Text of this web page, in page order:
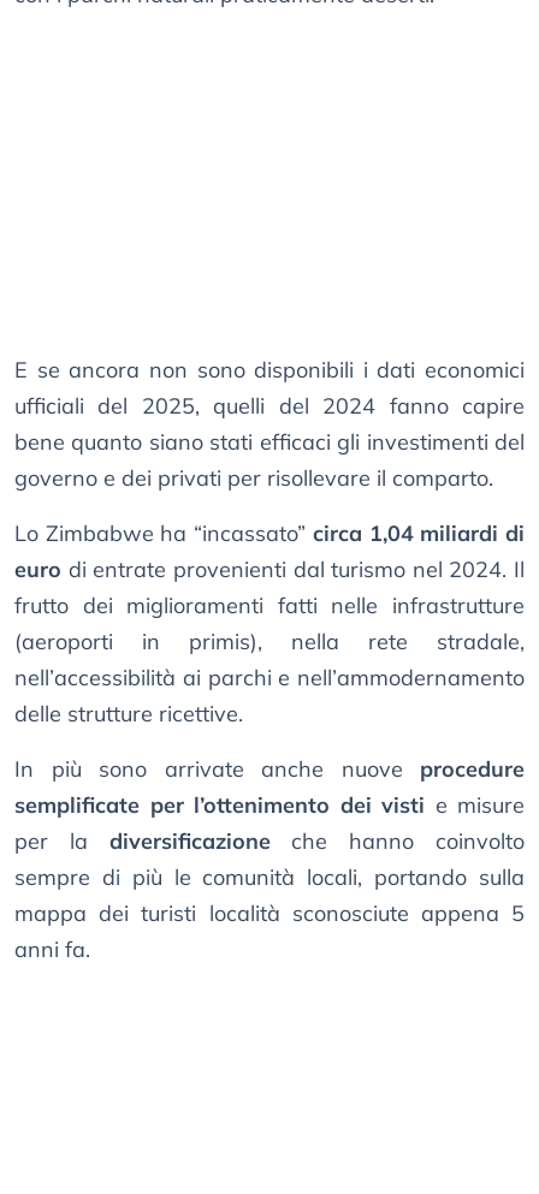
E se ancora non sono disponibili i dati economici
ufficiali del 2025, quelli del 2024 fanno capire
bene quanto siano stati efficaci gli investimenti del
governo e dei privati per risollevare il comparto.
Lo Zimbabwe ha “incassato” circa 1,04 miliardi di
euro di entrate provenienti dal turismo nel 2024. Il
frutto dei miglioramenti fatti nelle infrastrutture
(aeroporti in primis), nella rete stradale,
nell’accessibilità ai parchi e nell’ammodernamento
delle strutture ricettive.
In più sono arrivate anche nuove procedure
semplificate per l’ottenimento dei visti e misure
per la diversificazioneche hanno coinvolto
sempre di più le comunità locali, portando sulla
mappa dei turisti località sconosciute appena 5
anni fa.